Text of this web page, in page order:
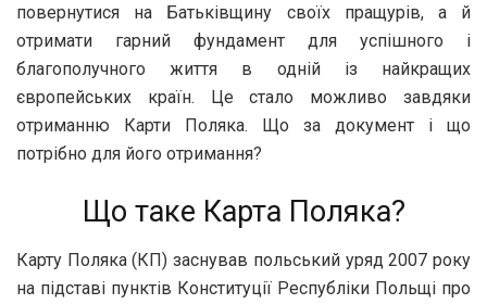
повернутися на Батьківщину своїх пращурів, а й
отримати гарний фундамент для успішного і
благополучного життя в одній із найкращих
європейських країн. Це стало можливо завдяки
отриманню Карти Поляка. Що за документ і що
потрібно для його отримання?
Що таке Карта Поляка?
Карту Поляка (КП) заснував польський уряд 2007 року
на підставі пунктів Конституції Республіки Польщі про